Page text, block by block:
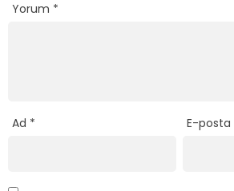
Yorum *
Ad * E-posta